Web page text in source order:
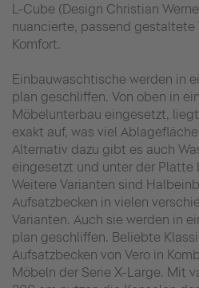
L-Cube (Design Christian
nuancierte, passend gestaltete
Komfort.
Einbauwaschtische werden in
plan geschliffen. Von oben in
Möbelunterbau eingesetzt,
exakt auf, was viel
Alternativ dazu gibt es auch
eingesetzt und unter der Platte
Weitere Varianten sind
Aufsatzbecken in vielen
Varianten. Auch sie werden in
plan geschliffen. Beliebte
Aufsatzbecken von Vero in
Möbeln der Serie X-Large. Mit